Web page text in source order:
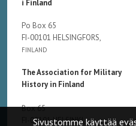
i Finland
Po Box 65
FI-00101 HELSINGFORS,
FINLAND
The Association for Military
History in Finland
Box 65
FI-00101 HELSINKI,
Sivustomme käyttää